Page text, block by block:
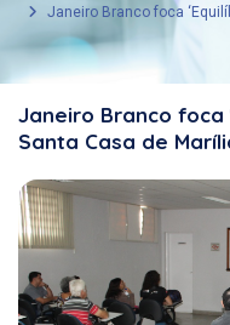
Janeiro Branco foca
Janeiro Branco foca
Santa Casa de